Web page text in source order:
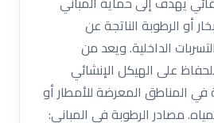
أو الرطوبة الناتجة عن
الداخلية. ويعد من
على الهيكل الإنشائي
في المناطق المعرضة للأمطار أو
مصادر الرطوبة في المباني: